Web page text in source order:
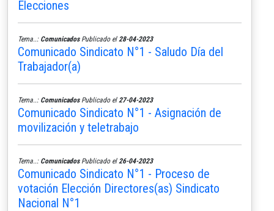
Elecciones
Tema..: ComunicadosPublicado el 28-04-2023
Comunicado Sindicato N°1 - Saludo Día del
Trabajador(a)
Tema..: ComunicadosPublicado el 27-04-2023
Comunicado Sindicato N°1 - Asignación de
movilización y teletrabajo
Tema..: ComunicadosPublicado el 26-04-2023
Comunicado Sindicato N°1 - Proceso de
votación Elección Directores(as) Sindicato
Nacional N°1